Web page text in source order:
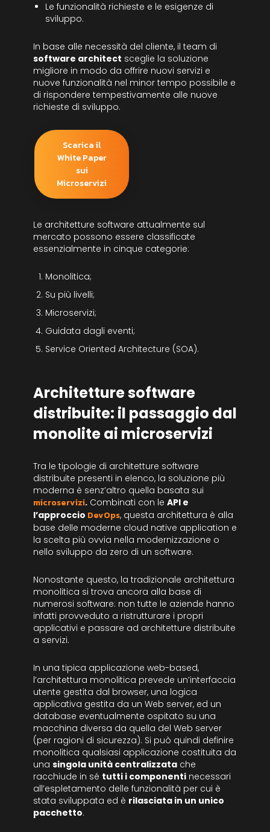
Le funzionalità richieste e le esigenze di
sviluppo.
In base alle necessità del cliente, il team di
software architect sceglie la soluzione
migliore in modo da offrire nuovi servizi e
nuove funzionalità nel minor tempo possibile e
di rispondere tempestivamente alle nuove
richieste di sviluppo.
Scarica il
White Paper
sui
Microservizi
Le architetture software attualmente sul
mercato possono essere classificate
essenzialmente in cinque categorie:
Monolitica;
Su più livelli;
Microservizi;
Guidata dagli eventi;
Service Oriented Architecture (SOA).
Architetture software
distribuite: il passaggio dal
monolite ai microservizi
Tra le tipologie di architetture software
distribuite presenti in elenco, la soluzione più
moderna è senz’altro quella basata sui
microservizi. Combinati con le API e
l’approccio DevOps, questa architettura è alla
base delle moderne cloud native application e
la scelta più ovvia nella modernizzazione o
nello sviluppo da zero di un software.
Nonostante questo, la tradizionale architettura
monolitica si trova ancora alla base di
numerosi software: non tutte le aziende hanno
infatti provveduto a ristrutturare i propri
applicativi e passare ad architetture distribuite
a servizi.
In una tipica applicazione web-based,
l’architettura monolitica prevede un’interfaccia
utente gestita dal browser, una logica
applicativa gestita da un Web server, ed un
database eventualmente ospitato su una
macchina diversa da quella del Web server
(per ragioni di sicurezza). Si può quindi definire
monolitica qualsiasi applicazione costituita da
una singola unità centralizzata che
racchiude in sé tutti i componenti necessari
all’espletamento delle funzionalità per cui è
stata sviluppata ed è rilasciata in un unico
pacchetto.